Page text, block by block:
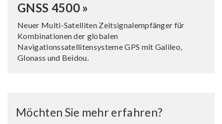
GNSS 4500 »
Neuer Multi-Satelliten Zeitsignalempfänger für
Kombinationen der globalen
Navigationssatellitensysteme GPS mit Galileo,
Glonass und Beidou.
Möchten Sie mehr erfahren?